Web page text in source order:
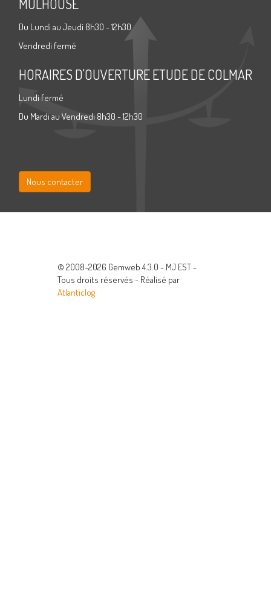
MULHOUSE
Du Lundi au Jeudi 8h30 - 12h30
Vendredi fermé
HORAIRES D'OUVERTURE ETUDE DE COLMAR
Lundi fermé
Du Mardi au Vendredi 8h30 - 12h30
Nous contacter
© 2008-2026 Gemweb 4.3.0 - MJ EST -
Tous droits réservés - Réalisé par
Atlanticlog